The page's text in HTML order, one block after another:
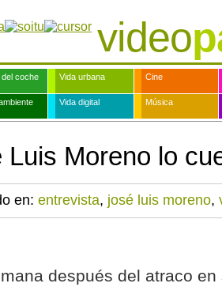
video
coche Vida urbana Cine
Vida digital Música
Luis Moreno lo
en: entrevista, josé luis moreno,
después del atraco